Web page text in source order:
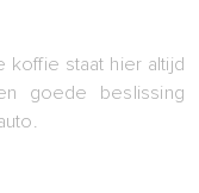
koffie staat hier altijd
goede beslissing